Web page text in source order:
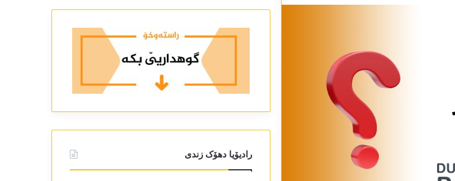
رادیۆیا دھۆک زندی